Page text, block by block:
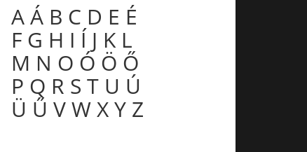
AÁ B C D E É
F G H I Í J K L
M N O Ó Ö Ő
P Q R S T U Ú
Ü Ű VWXY Z